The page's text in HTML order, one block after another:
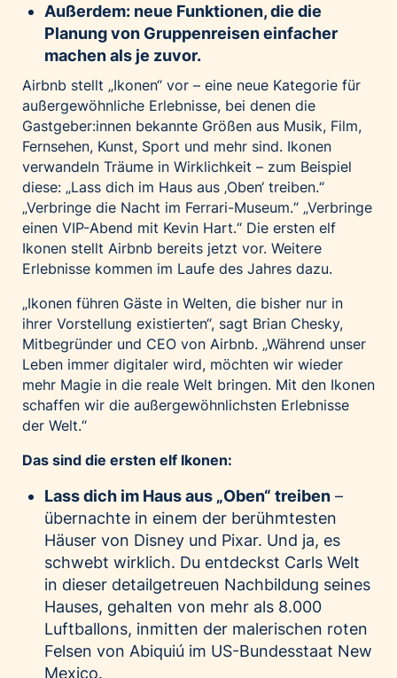
Marble House
Mediaplus
Mondelēz Österreich
Muse Electronics
Neuroth
öbv – Österreichischer Bundesverlag
Ökopharm
Palfinger AG
Polestar
Starbucks
Superbrands Austria
Tante Fanny
Vollpension
win2day
Wolt
Kontakt
Außerdem: neue Funktionen, die die
Planung von Gruppenreisen einfacher
machen als je zuvor.
Airbnb stellt „Ikonen“ vor – eine neue Kategorie für
außergewöhnliche Erlebnisse, bei denen die
Gastgeber:innen bekannte Größen aus Musik, Film,
Fernsehen, Kunst, Sport und mehr sind. Ikonen
verwandeln Träume in Wirklichkeit – zum Beispiel
diese: „Lass dich im Haus aus ‚Oben‘ treiben.“
„Verbringe die Nacht im Ferrari-Museum.“ „Verbringe
einen VIP-Abend mit Kevin Hart.“ Die ersten elf
Ikonen stellt Airbnb bereits jetzt vor. Weitere
Erlebnisse kommen im Laufe des Jahres dazu.
„Ikonen führen Gäste in Welten, die bisher nur in
ihrer Vorstellung existierten“, sagt Brian Chesky,
Mitbegründer und CEO von Airbnb. „Während unser
Leben immer digitaler wird, möchten wir wieder
mehr Magie in die reale Welt bringen. Mit den Ikonen
schaffen wir die außergewöhnlichsten Erlebnisse
der Welt.“
Das sind die ersten elf Ikonen:
Lass dich im Haus aus „Oben“ treiben –
übernachte in einem der berühmtesten
Häuser von Disney und Pixar. Und ja, es
schwebt wirklich. Du entdeckst Carls Welt
in dieser detailgetreuen Nachbildung seines
Hauses, gehalten von mehr als 8.000
Luftballons, inmitten der malerischen roten
Felsen von Abiquiú im US-Bundesstaat New
Mexico.